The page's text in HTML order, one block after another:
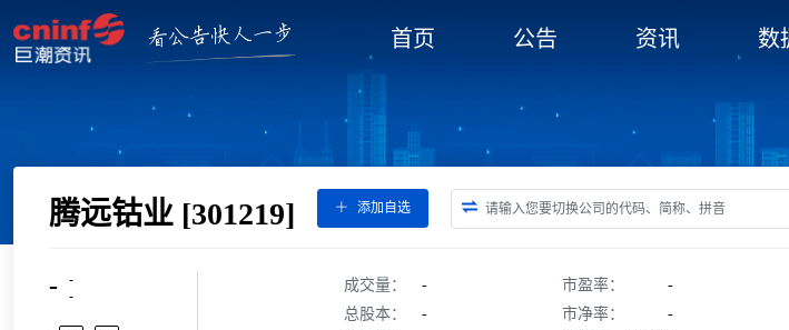
首页 公告 资讯 数
腾远钴业 [301219] 添加自选
-
-
-
成交量：
-
总股本：
-
市盈率：
-
市净率：
-